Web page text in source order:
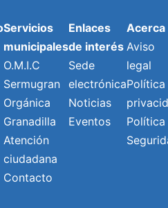
Servicios
municipales
O.M.I.C
Sermugran
Orgánica
Granadilla
Atención
ciudadana
Contacto
Enlaces
de interés
Sede
electrónica
Noticias
Eventos
Acerca
Aviso
legal
Política
Política